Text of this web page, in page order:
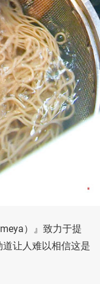
）』致力于提
让人难以相信这是